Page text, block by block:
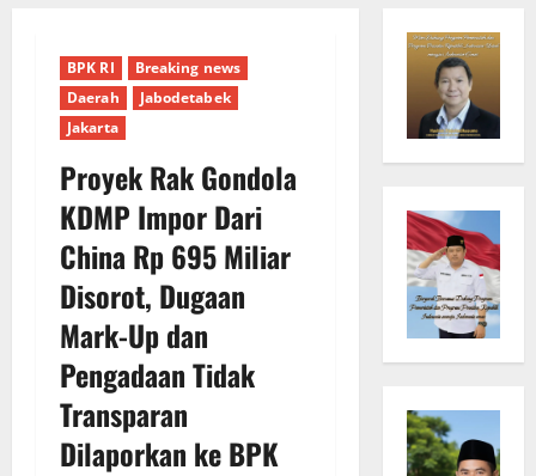
BPK RI
Breaking news
Daerah
Jabodetabek
Jakarta
Proyek Rak Gondola
KDMP Impor Dari
China Rp 695 Miliar
Disorot, Dugaan
Mark-Up dan
Pengadaan Tidak
Transparan
Dilaporkan ke BPK